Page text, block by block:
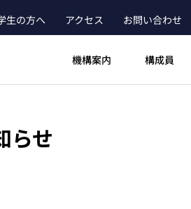
生の方へ アクセス お問い合わせ
機構案内 構成員
らせ